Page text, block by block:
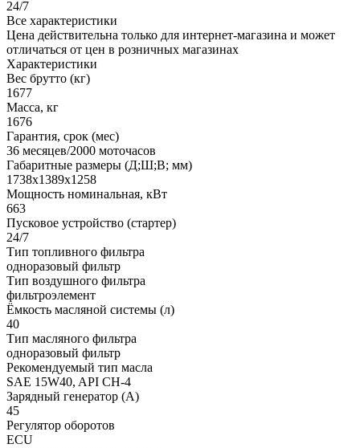
24/7
Все характеристики
Цена действительна только для интернет-магазина и может
отличаться от цен в розничных магазинах
Характеристики
Вес брутто (кг)
1677
Масса, кг
1676
Гарантия, срок (мес)
36 месяцев/2000 моточасов
Габаритные размеры (Д;Ш;В; мм)
1738x1389x1258
Мощность номинальная, кВт
663
Пусковое устройство (стартер)
24/7
Тип топливного фильтра
одноразовый фильтр
Тип воздушного фильтра
фильтроэлемент
Ёмкость масляной системы (л)
40
Тип масляного фильтра
одноразовый фильтр
Рекомендуемый тип масла
SAE 15W40, API CH-4
Зарядный генератор (А)
45
Регулятор оборотов
ECU